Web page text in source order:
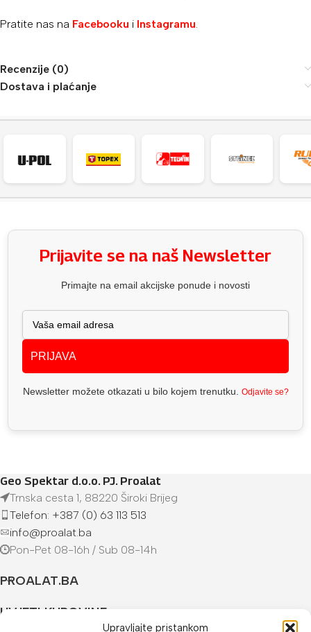
Upravljajte pristankom
Pratite nas na Facebooku i Instagramu
Recenzije (0)
Dostava i plaćanje
Prijavite se na naš Newsletter
Primajte na email akcijske ponude i novosti
PRIJAVA
Newsletter možete otkazati u bilo kojem trenutku. Odjavite se?
Geo Spektar d.o.o. PJ. Proalat
Trnska cesta 1, 88220 Široki Brijeg
Telefon: +387 (0) 63 113 513
info@proalat.ba
Pon-Pet 08-16h / Sub 08-14h
PROALAT.BA
UVJETI KUPOVINE